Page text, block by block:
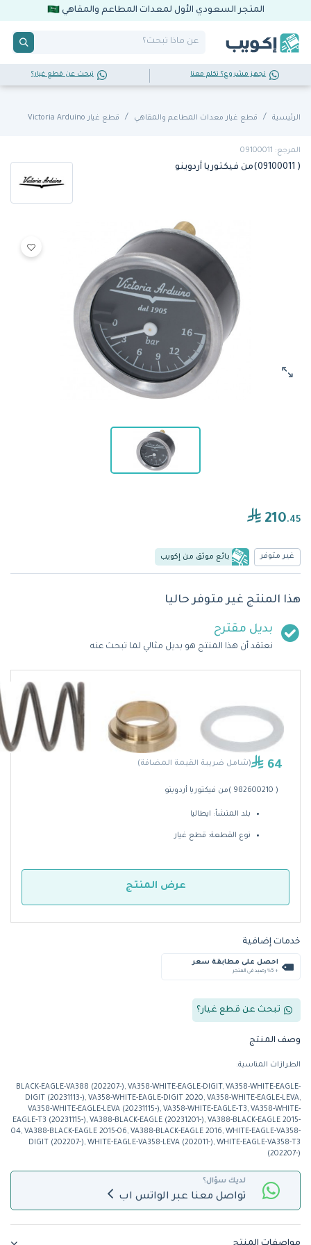
المتجر السعودي الأول لمعدات المطاعم والمقاهي
تجهز مشروع؟ تكلم معنا تبحث عن قطع غيار؟
الرئيسية قطع غيار معدات المطاعم والمقاهي قطع غيار Victoria Arduino
المرجع: 09100011
( 09100011)من فيكتوريا أردوينو
210.45
غير متوفر بائع موثق من إكويب
هذا المنتج غير متوفر حاليا
بديل مقترح
نعتقد أن هذا المنتج هو بديل مثالي لما تبحث عنه
64 (شامل ضريبة القيمة المضافة)
( 982600210 )من فيكتوريا أردوينو
بلد المنشأ: ايطاليا
نوع القطعة: قطع غيار
عرض المنتج
خدمات إضافية
احصل على مطابقة سعر
+ %5 رصيد في المتجر
تبحث عن قطع غيار؟
وصف المنتج
الطرازات المناسبة:
BLACK-EAGLE-VA388 (202207-), VA358-WHITE-EAGLE-DIGIT, VA358-WHITE-EAGLE-
DIGIT (20231113-), VA358-WHITE-EAGLE-DIGIT 2020, VA358-WHITE-EAGLE-LEVA,
VA358-WHITE-EAGLE-LEVA (20231115-), VA358-WHITE-EAGLE-T3, VA358-WHITE-
EAGLE-T3 (20231115-), VA388-BLACK-EAGLE (20231201-), VA388-BLACK-EAGLE 2015-
04, VA388-BLACK-EAGLE 2015-06, VA388-BLACK-EAGLE 2016, WHITE-EAGLE-VA358-
DIGIT (202207-), WHITE-EAGLE-VA358-LEVA (202011-), WHITE-EAGLE-VA358-T3
(202207-)
لديك سؤال؟
تواصل معنا عبر الواتس اب